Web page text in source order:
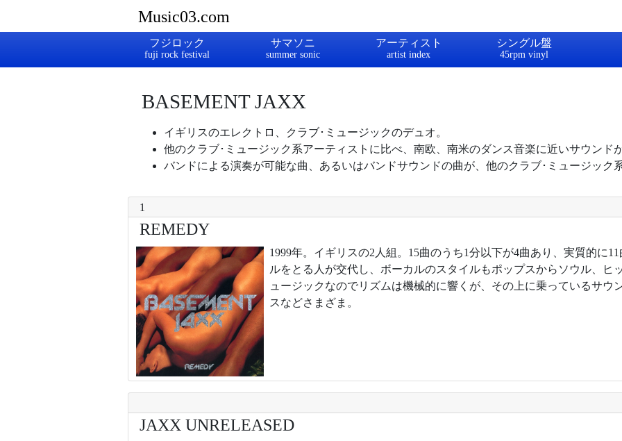
Music03.com
フジロック サマソニ アーティスト シングル盤
BASEMENT JAXX
イギリスのエレクトロ、クラブ･ミュージックのデュオ。
他のクラブ･ミュージック系アーティストに比べ、南欧、南米のダンス音楽に近いサウンド
バンドによる演奏が可能な曲、あるいはバンドサウンドの曲が、他のクラブ･ミュージック
1
REMEDY
1999年。イギリスの2人組。15曲のうち1分以下が4曲あり、実質的に
ルをとる人が交代し、ボーカルのスタイルもポップスからソウル、ヒ
ュージックなのでリズムは機械的に響くが、その上に乗っているサウ
スなどさまざま。
JAXX UNRELEASED